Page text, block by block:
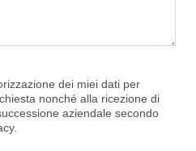
dei miei dati per
nonché alla ricezione di
aziendale secondo